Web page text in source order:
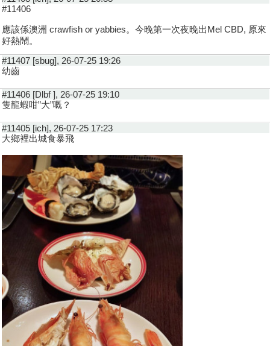
#11406
應該係澳洲 crawfish or yabbies。今晚第一次夜晚出Mel CBD, 原來
好熱鬧。
#11407 [sbug], 26-07-25 19:26
幼齒
#11406 [Dlbf ], 26-07-25 19:10
隻龍蝦咁”大”嘅？
#11405 [ich], 26-07-25 17:23
大鄉裡出城食暴飛